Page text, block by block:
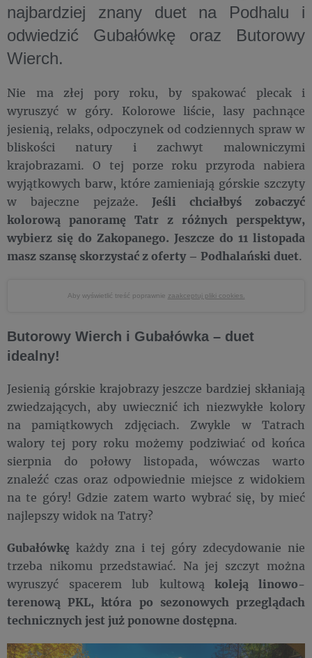
najbardziej znany duet na Podhalu i
odwiedzić Gubałówkę oraz Butorowy
Wierch.
Nie ma złej pory roku, by spakować plecak i
wyruszyć w góry. Kolorowe liście, lasy pachnące
jesienią, relaks, odpoczynek od codziennych spraw w
bliskości natury i zachwyt malowniczymi
krajobrazami. O tej porze roku przyroda nabiera
wyjątkowych barw, które zamieniają górskie szczyty
w bajeczne pejzaże.Jeśli chciałbyś zobaczyć
kolorową panoramę Tatr z różnych perspektyw,
wybierz się do Zakopanego. Jeszcze do 11 listopada
masz szansę skorzystać z oferty – Podhalański duet.
Aby wyświetlić treść poprawnie zaakceptuj pliki cookies.
Butorowy Wierch i Gubałówka – duet
idealny!
Jesienią górskie krajobrazy jeszcze bardziej skłaniają
zwiedzających, aby uwiecznić ich niezwykłe kolory
na pamiątkowych zdjęciach. Zwykle w Tatrach
walory tej pory roku możemy podziwiać od końca
sierpnia do połowy listopada, wówczas warto
znaleźć czas oraz odpowiednie miejsce z widokiem
na te góry! Gdzie zatem warto wybrać się, by mieć
najlepszy widok na Tatry?
Gubałówkę każdy zna i tej góry zdecydowanie nie
trzeba nikomu przedstawiać. Na jej szczyt można
wyruszyć spacerem lub kultowąkolejąlinowo-
terenową PKL, która po sezonowych przeglądach
technicznych jest już ponowne dostępna.